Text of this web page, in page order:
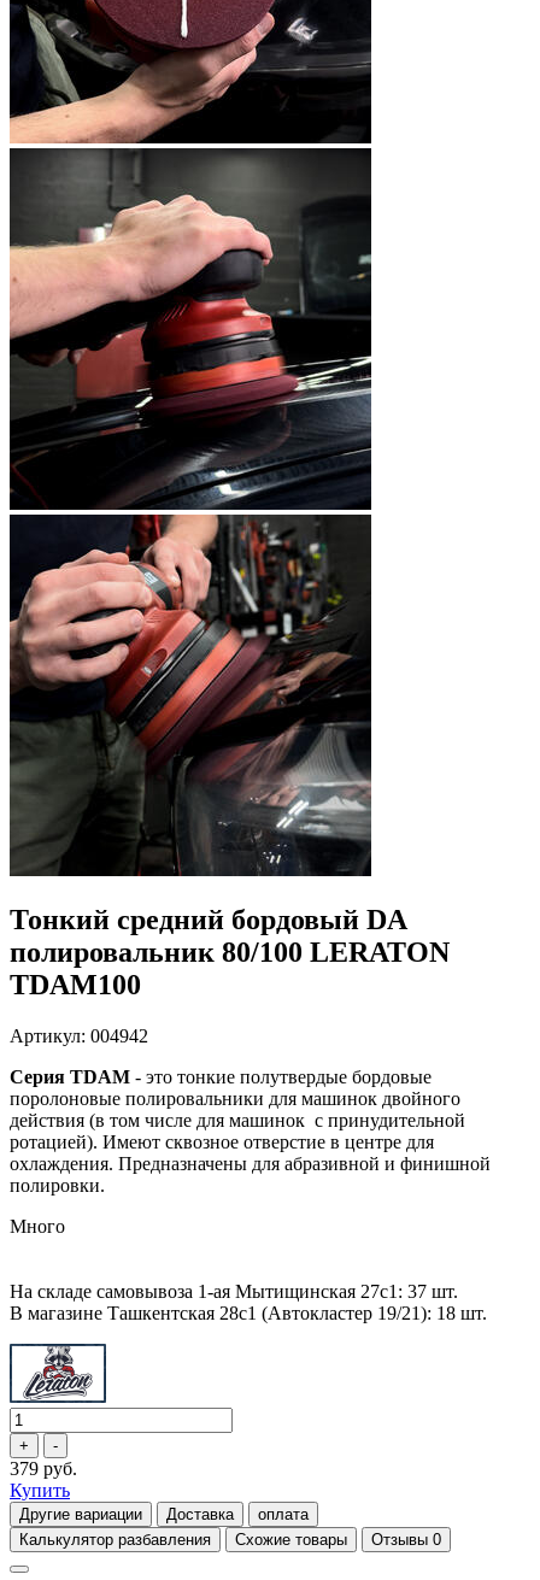
Тонкий средний бордовый DA
полировальник 80/100 LERATON
TDAM100
Артикул: 004942
Серия TDAM - это тонкие полутвердые бордовые
поролоновые полировальники для машинок двойного
действия (в том числе для машинок с принудительной
ротацией). Имеют сквозное отверстие в центре для
охлаждения. Предназначены для абразивной и финишной
полировки.
Много
На складе самовывоза 1-ая Мытищинская 27с1: 37 шт.
В магазине Ташкентская 28с1 (Автокластер 19/21): 18 шт.
379 руб.
Купить
Другие вариации Доставка
оплата
Калькулятор разбавления
Схожие товары Отзывы 0